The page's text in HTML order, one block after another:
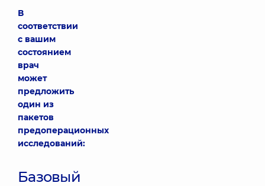
В
соответствии
с вашим
состоянием
врач
может
предложить
один из
пакетов
предоперационных
исследований:
Базовый